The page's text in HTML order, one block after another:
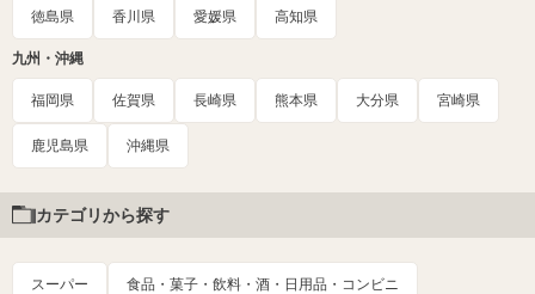
徳島県 香川県 愛媛県 高知県
九州・沖縄
福岡県 佐賀県 長崎県 熊本県 大分県 宮崎県
鹿児島県 沖縄県
カテゴリから探す
スーパー 食品・菓子・飲料・酒・日用品・コンビニ